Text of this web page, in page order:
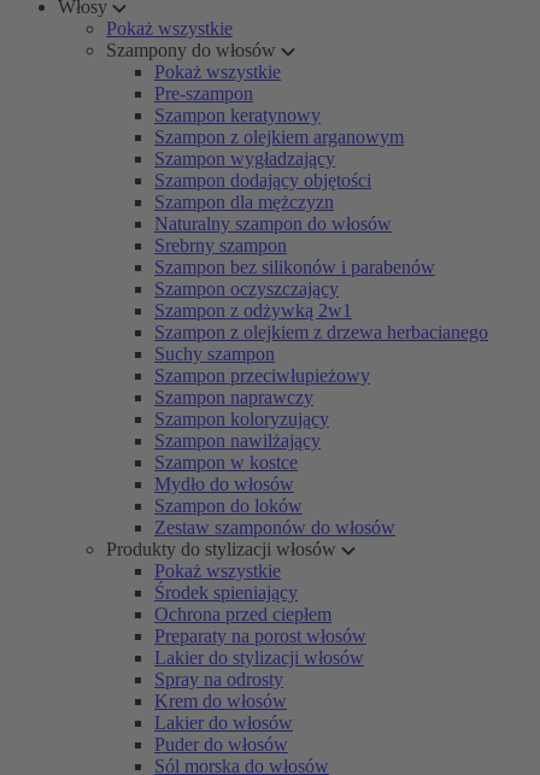
Włosy
Pokaż wszystkie
Szampony do włosów
Pokaż wszystkie
Pre-szampon
Szampon keratynowy
Szampon z olejkiem arganowym
Szampon wygładzający
Szampon dodający objętości
Szampon dla mężczyzn
Naturalny szampon do włosów
Srebrny szampon
Szampon bez silikonów i parabenów
Szampon oczyszczający
Szampon z odżywką 2w1
Szampon z olejkiem z drzewa herbacianego
Suchy szampon
Szampon przeciwłupieżowy
Szampon naprawczy
Szampon koloryzujący
Szampon nawilżający
Szampon w kostce
Mydło do włosów
Szampon do loków
Zestaw szamponów do włosów
Produkty do stylizacji włosów
Pokaż wszystkie
Środek spieniający
Ochrona przed ciepłem
Preparaty na porost włosów
Lakier do stylizacji włosów
Spray na odrosty
Krem do włosów
Lakier do włosów
Puder do włosów
Sól morska do włosów